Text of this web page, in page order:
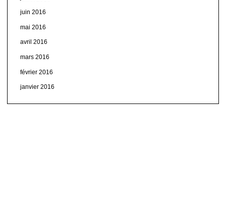
juin 2016
mai 2016
avril 2016
mars 2016
février 2016
janvier 2016